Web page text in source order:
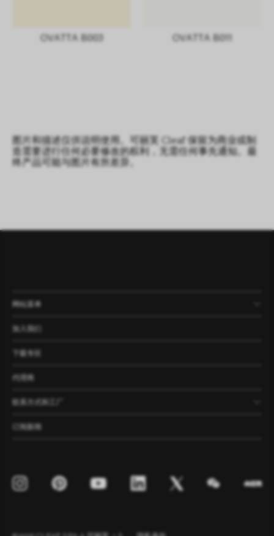
OVATTA B003 OVATTA B011
图片和描述仅供说明使用。可丽芙 Cleaf 保留为商业或制
造需要进行任何必要修改的权利，无需任何事先通知。最
终产品可能与图片有所差异。
网站菜单
产品
公司
资讯
案例
加入我们
代理商
联系方式和工厂
订阅新闻